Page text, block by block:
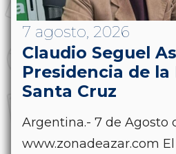
7 agosto, 2026
Claudio Seguel
Presidencia de
Santa Cruz
Argentina.- 7 de Agosto
www.zonadeazar.com